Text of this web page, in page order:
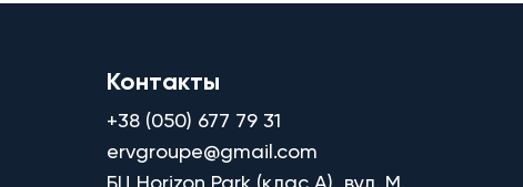
Контакты
+38 (050) 677 79 31
ervgroupe@gmail.com
БЦ Horizon Park (клас A), вул. М.